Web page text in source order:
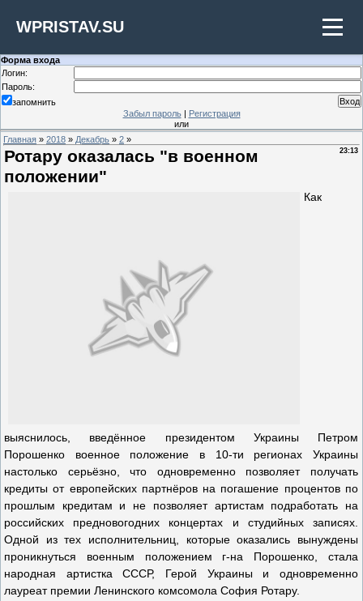
WPRISTAV.SU
Форма входа
Логин:
Пароль:
запомнить
Забыл пароль| Регистрация
или
Главная » 2018 » Декабрь » 2 »
23:13
Ротару оказалась "в военном
положении"
Как
выяснилось, введённое президентом Украины Петром
Порошенко военное положение в 10-ти регионах Украины
настолько серьёзно, что одновременно позволяет получать
кредиты от европейских партнёров на погашение процентов по
прошлым кредитам и не позволяет артистам подработать на
российских предновогодних концертах и студийных записях.
Одной из тех исполнительниц, которые оказались вынуждены
проникнуться военным положением г-на Порошенко, стала
народная артистка СССР, Герой Украины и одновременно
лауреат премии Ленинского комсомола София Ротару.